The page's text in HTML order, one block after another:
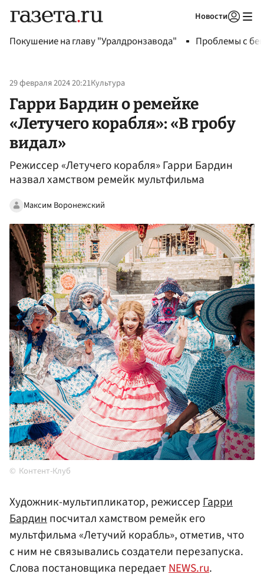
Новости
Покушение на главу "Уралдронзавода" Проблемы с
29 февраля 2024 20:21Культура
Гарри Бардин о ремейке
«Летучего корабля»: «В гробу
видал»
Режиссер «Летучего корабля» Гарри Бардин
назвал хамством ремейк мультфильма
Максим Воронежский
Контент-Клуб
Художник-мультипликатор, режиссерГарри
Бардинпосчитал хамством ремейк его
мультфильма «Летучий корабль», отметив, что
с ним не связывались создатели перезапуска.
Слова постановщика передаетNEWS.ru.